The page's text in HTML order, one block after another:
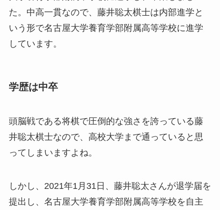
た。中高一貫なので、藤井聡太棋士は内部進学と
いう形で名古屋大学養育学部附属高等学校に進学
しています。
学歴は中卒
頭脳戦である将棋で圧倒的な強さを誇っている藤
井聡太棋士なので、高校大学まで通っていると思
ってしまいますよね。
しかし、2021年1月31日、藤井聡太さんが退学届を
提出し、名古屋大学養育学部附属高等学校を自主